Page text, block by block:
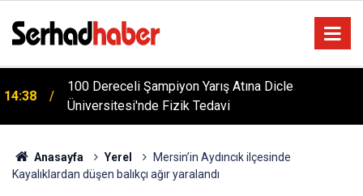
14:38
100 Dereceli Şampiyon Yarış Atına Dicle
Üniversitesi'nde Fizik Tedavi
Anasayfa Yerel
Mersin’in Aydıncık ilçesinde
Kayalıklardan düşen balıkçı ağır yaralandı